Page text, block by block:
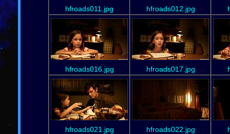
hfroads011.jpg hfroads012.jpg
hfroads016.jpg hfroads017.jpg
hfroads021.jpg hfroads022.jpg